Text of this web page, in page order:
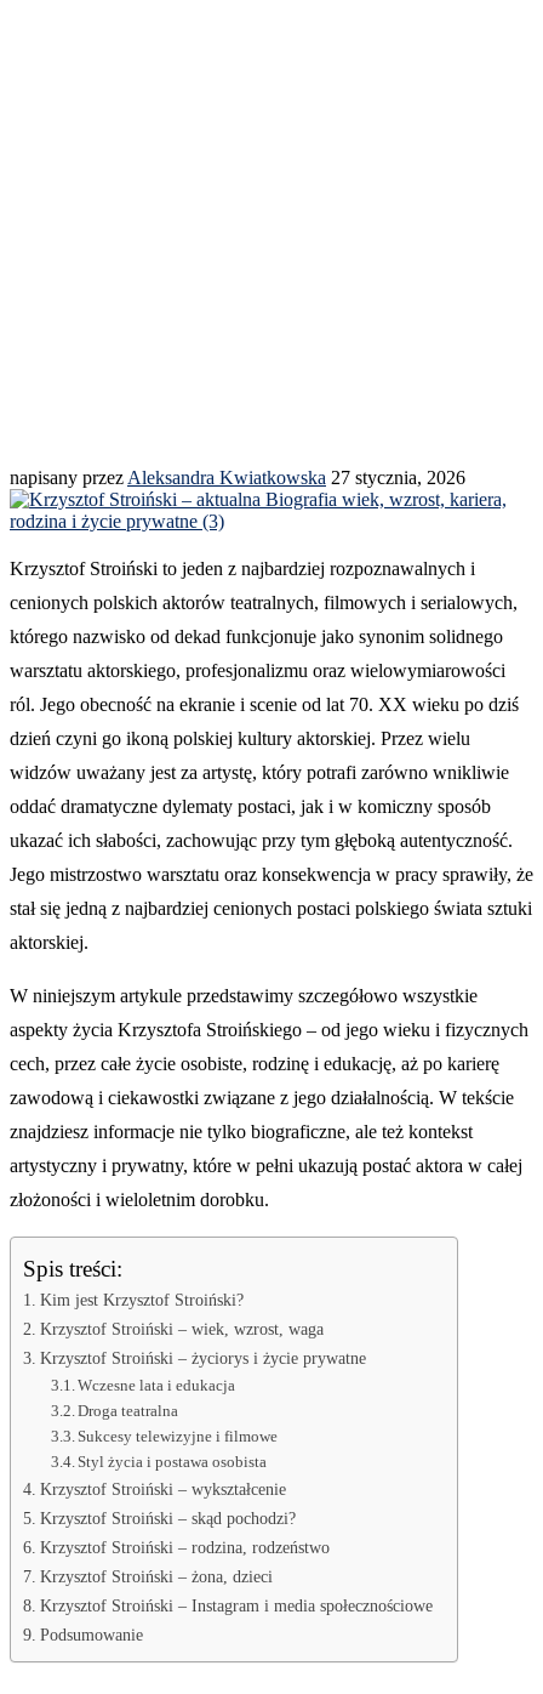
napisany przez Aleksandra Kwiatkowska 27 stycznia, 2026
Krzysztof Stroiński to jeden z najbardziej rozpoznawalnych i
cenionych polskich aktorów teatralnych, filmowych i serialowych,
którego nazwisko od dekad funkcjonuje jako synonim solidnego
warsztatu aktorskiego, profesjonalizmu oraz wielowymiarowości
ról. Jego obecność na ekranie i scenie od lat 70. XX wieku po dziś
dzień czyni go ikoną polskiej kultury aktorskiej. Przez wielu
widzów uważany jest za artystę, który potrafi zarówno wnikliwie
oddać dramatyczne dylematy postaci, jak i w komiczny sposób
ukazać ich słabości, zachowując przy tym głęboką autentyczność.
Jego mistrzostwo warsztatu oraz konsekwencja w pracy sprawiły, że
stał się jedną z najbardziej cenionych postaci polskiego świata sztuki
aktorskiej.
W niniejszym artykule przedstawimy szczegółowo wszystkie
aspekty życia Krzysztofa Stroińskiego – od jego wieku i fizycznych
cech, przez całe życie osobiste, rodzinę i edukację, aż po karierę
zawodową i ciekawostki związane z jego działalnością. W tekście
znajdziesz informacje nie tylko biograficzne, ale też kontekst
artystyczny i prywatny, które w pełni ukazują postać aktora w całej
złożoności i wieloletnim dorobku.
Spis treści:
Kim jest Krzysztof Stroiński?
Krzysztof Stroiński – wiek, wzrost, waga
Krzysztof Stroiński – życiorys i życie prywatne
Wczesne lata i edukacja
Droga teatralna
Sukcesy telewizyjne i filmowe
Styl życia i postawa osobista
Krzysztof Stroiński – wykształcenie
Krzysztof Stroiński – skąd pochodzi?
Krzysztof Stroiński – rodzina, rodzeństwo
Krzysztof Stroiński – żona, dzieci
Krzysztof Stroiński – Instagram i media społecznościowe
Podsumowanie